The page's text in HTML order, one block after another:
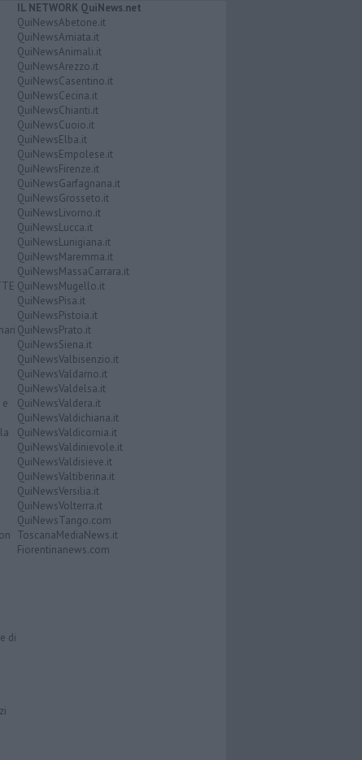
di
IL NETWORK QuiNews.net
QuiNewsAbetone.it
QuiNewsAmiata.it
QuiNewsAnimali.it
QuiNewsArezzo.it
QuiNewsCasentino.it
QuiNewsCecina.it
QuiNewsChianti.it
QuiNewsCuoio.it
QuiNewsElba.it
QuiNewsEmpolese.it
QuiNewsFirenze.it
QuiNewsGarfagnana.it
QuiNewsGrosseto.it
QuiNewsLivorno.it
QuiNewsLucca.it
QuiNewsLunigiana.it
QuiNewsMaremma.it
QuiNewsMassaCarrara.it
QuiNewsMugello.it
QuiNewsPisa.it
QuiNewsPistoia.it
QuiNewsPrato.it
QuiNewsSiena.it
QuiNewsValbisenzio.it
QuiNewsValdarno.it
QuiNewsValdelsa.it
QuiNewsValdera.it
QuiNewsValdichiana.it
QuiNewsValdicornia.it
QuiNewsValdinievole.it
QuiNewsValdisieve.it
QuiNewsValtiberina.it
QuiNewsVersilia.it
QuiNewsVolterra.it
QuiNewsTango.com
ToscanaMediaNews.it
Fiorentinanews.com